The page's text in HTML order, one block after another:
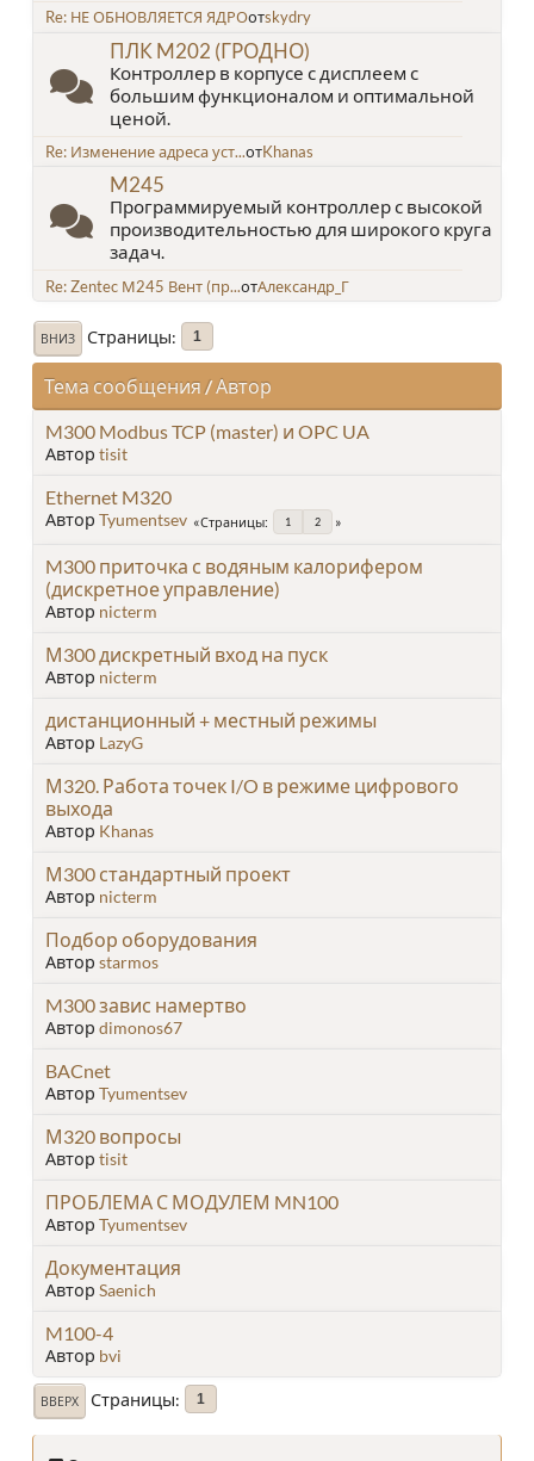
Re: НЕ ОБНОВЛЯЕТСЯ ЯДРОотskydry
ПЛК M202 (ГРОДНО)
Контроллер в корпусе с дисплеем с
большим функционалом и оптимальной
ценой.
Re: Изменение адреса уст...отKhanas
M245
Программируемый контроллер с высокой
производительностью для широкого круга
задач.
Re: Zentec М245 Вент (пр...отАлександр_Г
ВНИЗ Страницы 1
Тема сообщения /Автор
M300 Modbus TCP (master) и OPC UA
Автор tisit
Ethernet M320
Автор Tyumentsev Страницы 1 2
M300 приточка с водяным калорифером
(дискретное управление)
Автор nicterm
М300 дискретный вход на пуск
Автор nicterm
дистанционный + местный режимы
Автор LazyG
М320. Работа точек I/O в режиме цифрового
выхода
Автор Khanas
М300 стандартный проект
Автор nicterm
Подбор оборудования
Автор starmos
M300 завис намертво
Автор dimonos67
BACnet
Автор Tyumentsev
М320 вопросы
Автор tisit
ПРОБЛЕМА С МОДУЛЕМ MN100
Автор Tyumentsev
Документация
Автор Saenich
M100-4
Автор bvi
ВВЕРХ Страницы 1